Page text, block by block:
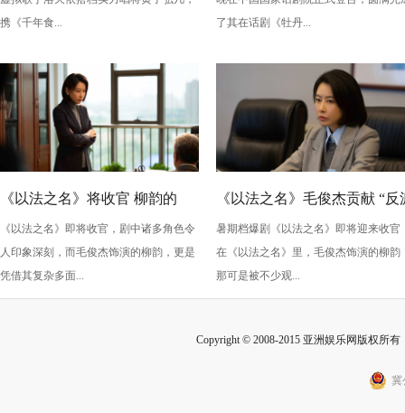
携《千年食...
情，全新演绎“柳梦梅”至情至
了其在话剧《牡丹...
《以法之名》将收官 柳韵的
“蠢” 让毛俊杰重回巅峰
《以法之名》即将收官，剧中诸多角色令
人印象深刻，而毛俊杰饰演的柳韵，更是
凭借其复杂多面...
《以法之名》毛俊杰贡献 “反
级” 演技？柳韵的 “蠢” 是表演
的胜利！
暑期档爆剧《以法之名》即将迎来收官
在《以法之名》里，毛俊杰饰演的柳韵
那可是被不少观...
Copyright © 2008-2015 亚洲娱乐网版权所
冀